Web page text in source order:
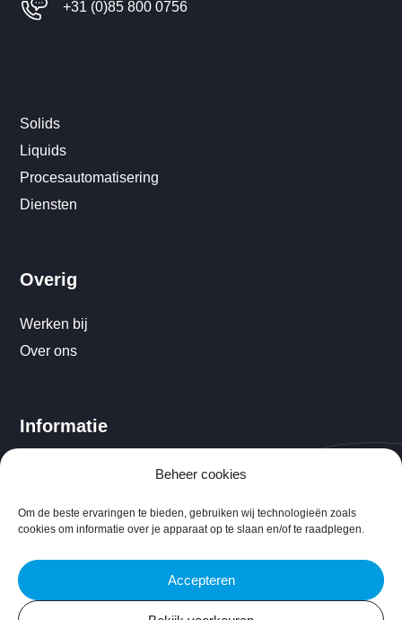
Beheer cookies
Om de beste ervaringen te bieden, gebruiken wij technologieën zoals
cookies om informatie over je apparaat op te slaan en/of te raadplegen.
Accepteren
+31 (0)85 800 0756
Solids
Liquids
Procesautomatisering
Diensten
Overig
Werken bij
Over ons
Informatie
©ProsoliQ 2026 |